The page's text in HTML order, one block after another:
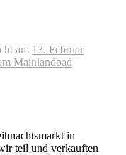
am 13. Februar
Mainlandbad
in
teil und verkauften